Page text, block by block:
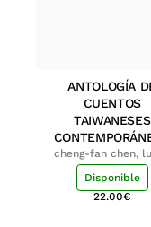
ANTOLOGÍA
CUENTOS
TAIWANESES
cheng-fan chen,
shu-ying chang,
Disponible
22.00€